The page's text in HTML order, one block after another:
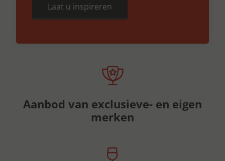
Laat u inspireren
Aanbod van exclusieve- en eigen
merken